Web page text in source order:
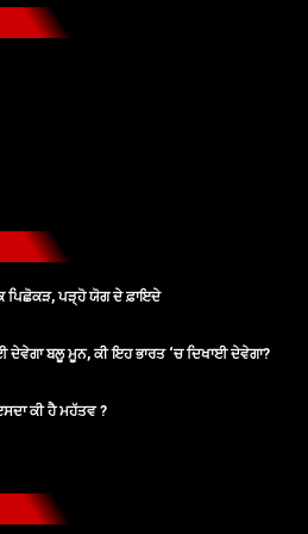
e
ਪਿਛੋਕੜ, ਪੜ੍ਹੋ ਯੋਗ ਦੇ ਫ਼ਾਇਦੇ
ਬਲੂ ਮੂਨ, ਕੀ ਇਹ ਭਾਰਤ ‘ਚ ਦਿਖਾਈ ਦੇਵੇਗਾ?
ਕੀ ਹੈ ਮਹੱਤਵ ?